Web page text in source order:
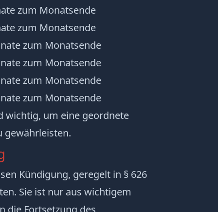
zum Monatsende
zum Monatsende
zum Monatsende
zum Monatsende
zum Monatsende
zum Monatsende
wichtig, um eine geordnete
gewährleisten.
Kündigung, geregelt in § 626
Sie ist nur aus wichtigem